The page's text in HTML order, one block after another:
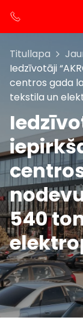
Titullapa
Iedzīvotāji
centros gada
tekstila un
540